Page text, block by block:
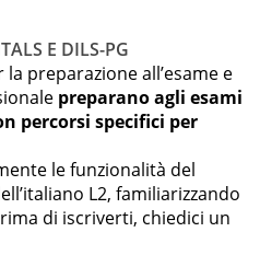
E DILS-PG
preparazione all’esame e
preparano agli esami
percorsi specifici per
le funzionalità del
L2, familiarizzando
di iscriverti, chiedici un